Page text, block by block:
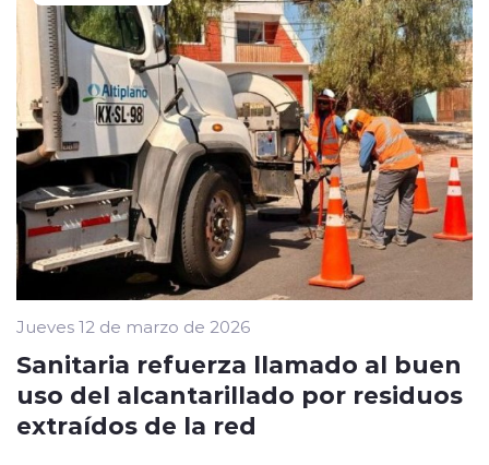
Jueves 12 de marzo de 2026
Sanitaria refuerza llamado al buen
uso del alcantarillado por residuos
extraídos de la red